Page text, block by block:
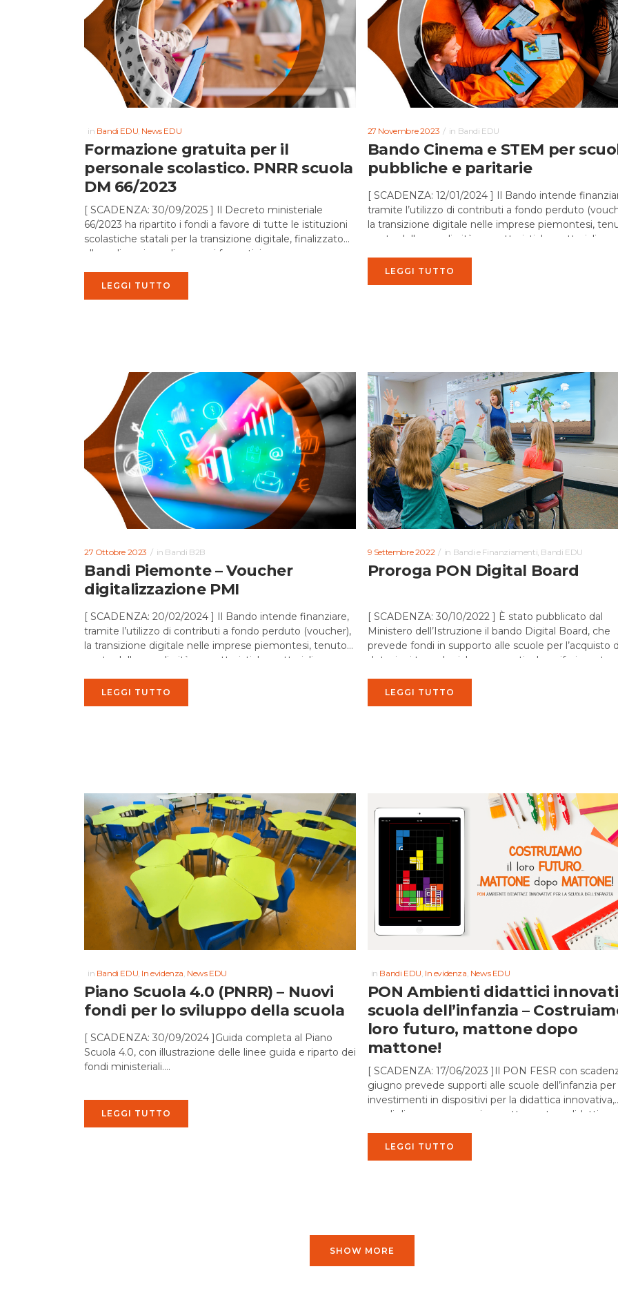
in Bandi EDU, News EDU
Formazione gratuita per il
personale scolastico. PNRR scuola
DM 66/2023
[ SCADENZA: 30/09/2025 ] Il Decreto ministeriale
66/2023 ha ripartito i fondi a favore di tutte le istituzioni
scolastiche statali per la transizione digitale, finalizzato
alla realizzazione di percorsi formativi per...
LEGGI TUTTO
27 Novembre 2023 in Bandi EDU
Bando Cinema e STEM per
pubbliche e paritarie
[ SCADENZA: 12/01/2024 ] Il Bando intende
tramite l’utilizzo di contributi a fondo perduto
la transizione digitale nelle imprese piemontesi,
conto delle peculiarità e caratteristiche settoriali e...
LEGGI TUTTO
27 Ottobre 2023 in Bandi B2B
Bandi Piemonte – Voucher
digitalizzazione PMI
[ SCADENZA: 20/02/2024 ] Il Bando intende finanziare,
tramite l’utilizzo di contributi a fondo perduto (voucher),
la transizione digitale nelle imprese piemontesi, tenuto
conto delle peculiarità e caratteristiche settoriali e...
LEGGI TUTTO
9 Settembre 2022 in Bandi e Finanziamenti, Bandi EDU
Proroga PON Digital Board
[ SCADENZA: 30/10/2022 ] È stato pubblicato dal
Ministero dell’Istruzione il bando Digital Board, che
prevede fondi in supporto alle scuole per l’acquisto
dotazioni tecnologiche, con particolare riferimento
LEGGI TUTTO
in Bandi EDU, In evidenza, News EDU
Piano Scuola 4.0 (PNRR) – Nuovi
fondi per lo sviluppo della scuola
[ SCADENZA: 30/09/2024 ]Guida completa al Piano
Scuola 4.0, con illustrazione delle linee guida e riparto dei
fondi ministeriali....
LEGGI TUTTO
in Bandi EDU, In evidenza, News EDU
PON Ambienti didattici
scuola dell’infanzia –
loro futuro, mattone dopo
mattone!
[ SCADENZA: 17/06/2023 ]Il PON FESR con
giugno prevede supporti alle scuole dell’infanzia per
investimenti in dispositivi per la didattica innovativa,
arredi di nuova generazione, attrezzature didattico-
LEGGI TUTTO
SHOW MORE